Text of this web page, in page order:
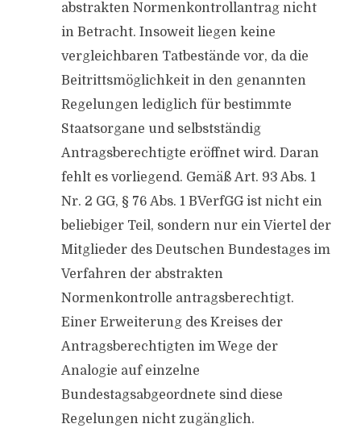
abstrakten Normenkontrollantrag nicht
in Betracht. Insoweit liegen keine
vergleichbaren Tatbestände vor, da die
Beitrittsmöglichkeit in den genannten
Regelungen lediglich für bestimmte
Staatsorgane und selbstständig
Antragsberechtigte eröffnet wird. Daran
fehlt es vorliegend. Gemäß Art. 93 Abs. 1
Nr. 2 GG, § 76 Abs. 1 BVerfGG ist nicht ein
beliebiger Teil, sondern nur ein Viertel der
Mitglieder des Deutschen Bundestages im
Verfahren der abstrakten
Normenkontrolle antragsberechtigt.
Einer Erweiterung des Kreises der
Antragsberechtigten im Wege der
Analogie auf einzelne
Bundestagsabgeordnete sind diese
Regelungen nicht zugänglich.